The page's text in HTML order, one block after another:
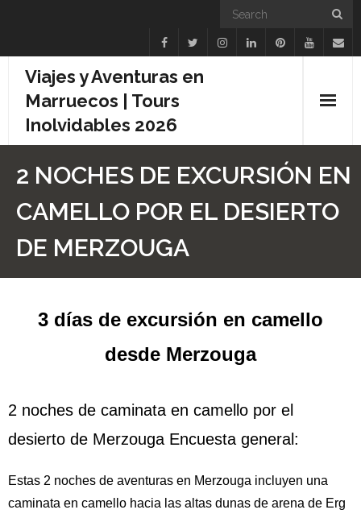
Viajes y Aventuras en
Marruecos | Tours
Inolvidables 2026
Viaje a Marruecos
Oferta
2 NOCHES DE EXCURSIÓN EN
CAMELLO POR EL DESIERTO
DE MERZOUGA
3 días de excursión en camello
desde Merzouga
2 noches de caminata en camello por el
desierto de Merzouga Encuesta general:
Estas 2 noches de aventuras en Merzouga incluyen una
caminata en camello hacia las altas dunas de arena de Erg